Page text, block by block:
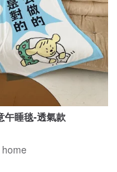
午睡毯-透氣款